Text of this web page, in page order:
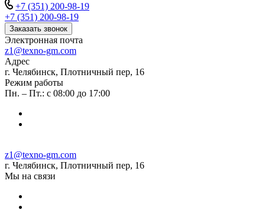
+7 (351) 200-98-19
+7 (351) 200-98-19
Заказать звонок
Электронная почта
z1@texno-gm.com
Адрес
г. Челябинск, Плотничный пер, 16
Режим работы
Пн. – Пт.: с 08:00 до 17:00
z1@texno-gm.com
г. Челябинск, Плотничный пер, 16
Мы на связи